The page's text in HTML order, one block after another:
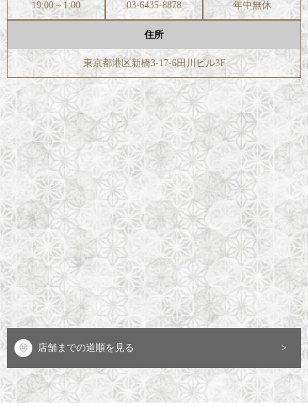
19:00～1:00 03-6435-8878 年中無休
住所
東京都港区新橋3-17-6田川ビル3F
店舗までの道順を見る